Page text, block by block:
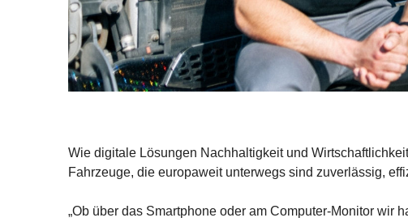
Wie digitale Lösungen Nachhaltigkeit und
Fahrzeuge, die europaweit unterwegs sind zuverlässig,
„Ob über das Smartphone oder am Computer-Monitor wir